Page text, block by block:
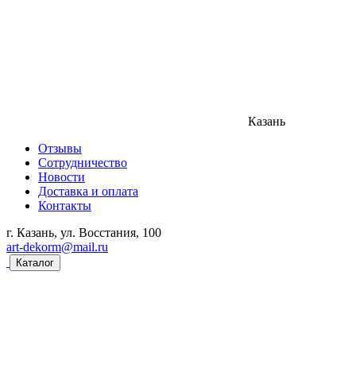
Казань
Отзывы
Сотрудничество
Новости
Доставка и оплата
Контакты
г. Казань, ул. Восстания, 100
art-dekorm@mail.ru
Каталог